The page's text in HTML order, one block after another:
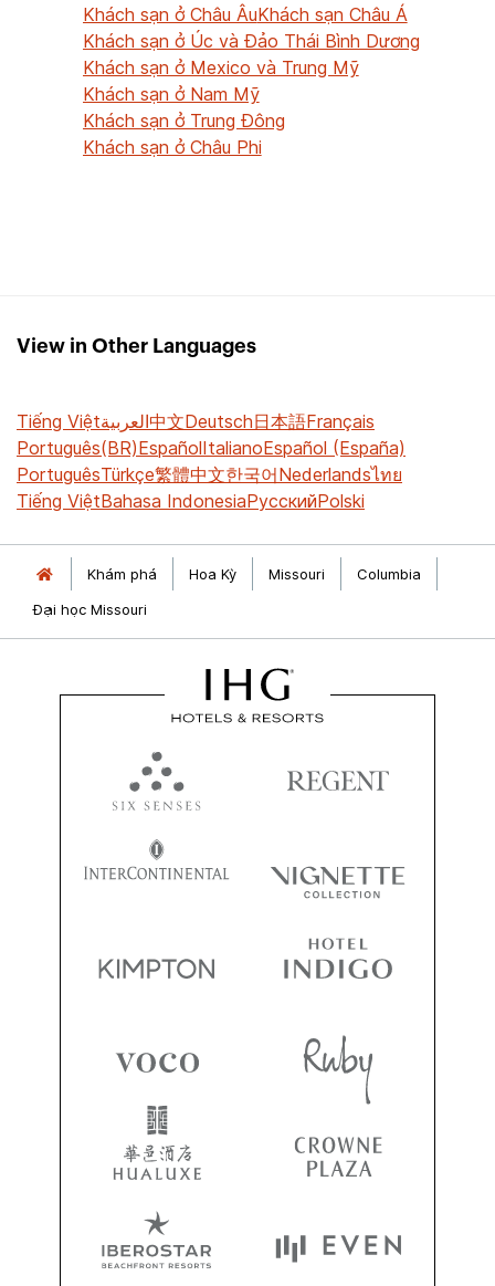
Khách sạn ở Châu ÂuKhách sạn Châu Á
Khách sạn ở Úc và Đảo Thái Bình Dương
Khách sạn ở Mexico và Trung Mỹ
Khách sạn ở Nam Mỹ
Khách sạn ở Trung Đông
Khách sạn ở Châu Phi
View in Other Languages
Tiếng Việtالعربية中文Deutsch日本語Français
Português(BR)EspañolItalianoEspañol (España)
PortuguêsTürkçe繁體中文한국어Nederlandsไทย
Tiếng ViệtBahasa IndonesiaРусскийPolski
Khám phá Hoa Kỳ Missouri
Columbia
Đại học Missouri